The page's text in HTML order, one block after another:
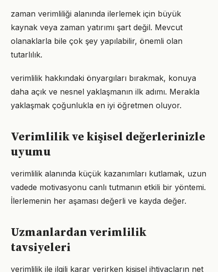
zaman verimliliği alanında ilerlemek için büyük
kaynak veya zaman yatırımı şart değil. Mevcut
olanaklarla bile çok şey yapılabilir, önemli olan
tutarlılık.
verimlilik hakkındaki önyargıları bırakmak, konuya
daha açık ve nesnel yaklaşmanın ilk adımı. Merakla
yaklaşmak çoğunlukla en iyi öğretmen oluyor.
Verimlilik ve kişisel değerlerinizle
uyumu
verimlilik alanında küçük kazanımları kutlamak, uzun
vadede motivasyonu canlı tutmanın etkili bir yöntemi.
İlerlemenin her aşaması değerli ve kayda değer.
Uzmanlardan verimlilik
tavsiyeleri
verimlilik ile ilgili karar verirken kişisel ihtiyaçların net